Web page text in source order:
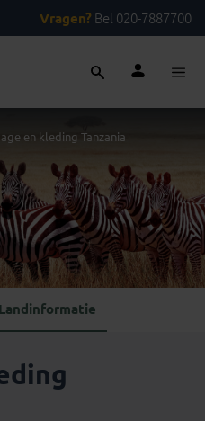
Vragen? Bel 020-7887700
en kleding Tanzania
Landinformatie